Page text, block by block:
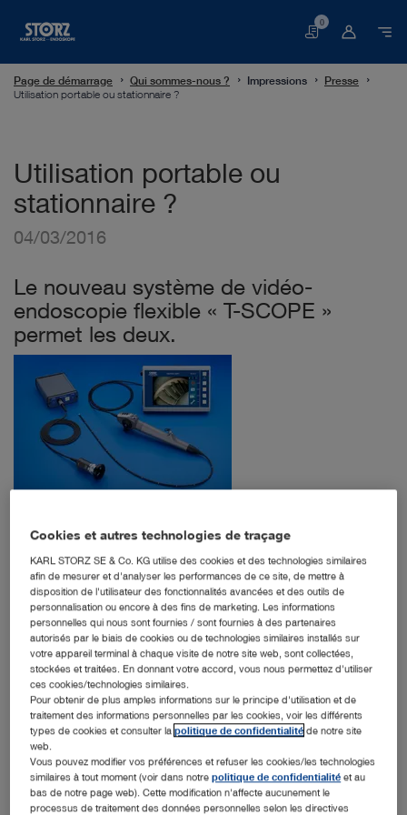
Panier
0
Page de démarrage Qui sommes-nous ? Impressions
Presse
Utilisation portable ou stationnaire ?
Utilisation portable ou
stationnaire ?
04/03/2016
Le nouveau système de vidéo-
endoscopie flexible « T-SCOPE »
permet les deux.
sa gamme dédiée à l'endoscopie industrielle. Les produits
T-SCOPE sont parfaits pour assister l'utilisateur dans le
contrôle visuel non destructif de composants, notamment
dans le domaine de la fonderie ou de l'assurance qualité.
Avec le système T-SCOPE, KARL STORZ propose une
solution à la fois mobile et stationnaire pour la
visualisation, l’enregistrement et le traitement des photos
et vidéos, quel que soit le type d'endoscope ou de vidéo-
endoscope (rigide ou flexible) utilisé.
La gamme de produits T-SCOPE se compose d’une unité
de documentation TECHNO PORT avec moniteur,
supports de stockage intégrés, d'un vidéo-endoscope de
4 mm de diamètre, de la tête de caméra T-CAM pour le
Cookies et autres technologies de traçage
KARL STORZ SE & Co. KG utilise des cookies et des technologies similaires
afin de mesurer et d'analyser les performances de ce site, de mettre à
disposition de l'utilisateur des fonctionnalités avancées et des outils de
personnalisation ou encore à des fins de marketing. Les informations
personnelles qui nous sont fournies / sont fournies à des partenaires
autorisés par le biais de cookies ou de technologies similaires installés sur
votre appareil terminal à chaque visite de notre site web, sont collectées,
stockées et traitées. En donnant votre accord, vous nous permettez d'utiliser
ces cookies/technologies similaires.
Pour obtenir de plus amples informations sur le principe d'utilisation et de
traitement des informations personnelles par les cookies, voir les différents
types de cookies et consulter lapolitique de confidentialité de notre site
web.
Vous pouvez modifier vos préférences et refuser les cookies/les technologies
similaires à tout moment (voir dans notrepolitique de confidentialité et au
bas de notre page web). Cette modification n'affecte aucunement le
processus de traitement des données personnelles selon les directives